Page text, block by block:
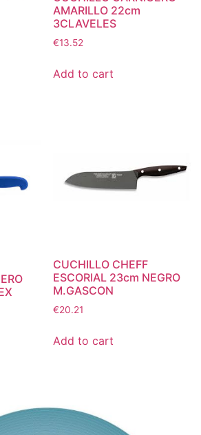
AMARILLO 22cm
3CLAVELES
€13.52
Add to cart
CUCHILLO CHEFF
ESCORIAL 23cm NEGRO
M.GASCON
€20.21
Add to cart